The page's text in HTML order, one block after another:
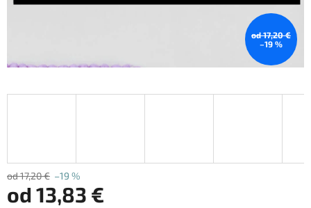
od 17,20 €
–19 %
od 17,20 € –19 %
od 13,83 €